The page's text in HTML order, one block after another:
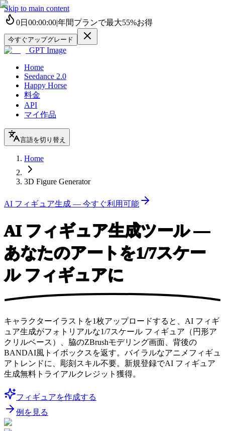
Skip to main content
0日 00:00:00|年間プランで最大55%お得
今すぐアップグレード
GPT Image
Home
Seedance 2.0
Happy Horse
料金
API
マイ作品
言語を切り替え
Home
3D Figure Generator
AI フィギュア生成 — 今すぐ利用可能
AI フィギュア生成ツール —
あなたのアートを1/7スケー
ル フィギュアに
キャラクターイラストを1枚アップロードすると、AI フィギ
ュア生成がフォトリアルな1/7スケール フィギュア（円形ア
クリルベース）、脇のZBrushモデリング画面、背後の
BANDAI風トイボックスを返す。バイラルなアニメフィギュ
アトレンドに、彫刻スキル不要。新規登録でAI フィギュア
生成無料トライアルクレジット獲得。
フィギュアを作成する
例を見る